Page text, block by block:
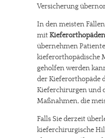
Versicherung
In den meisten
mitKieferorthopäden
übernehmen
kieferorthopädische
geholfen werden
der Kieferorthopäde
Kieferchirurgen und
Maßnahmen, die
Falls Sie derzeit
kieferchirurgische